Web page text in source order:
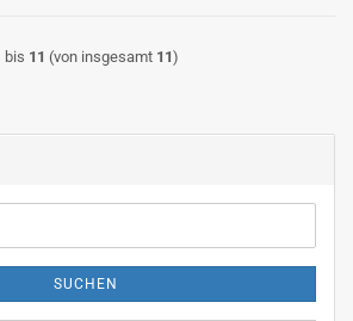
bis 11 (von insgesamt 11)
SUCHEN